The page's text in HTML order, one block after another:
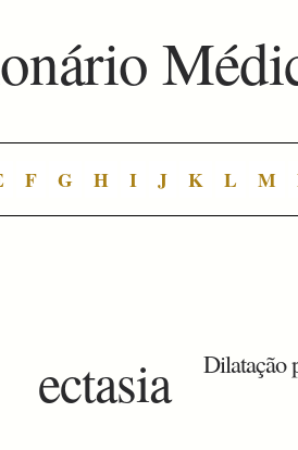
F G H I J K L M
ectasia Dilatação